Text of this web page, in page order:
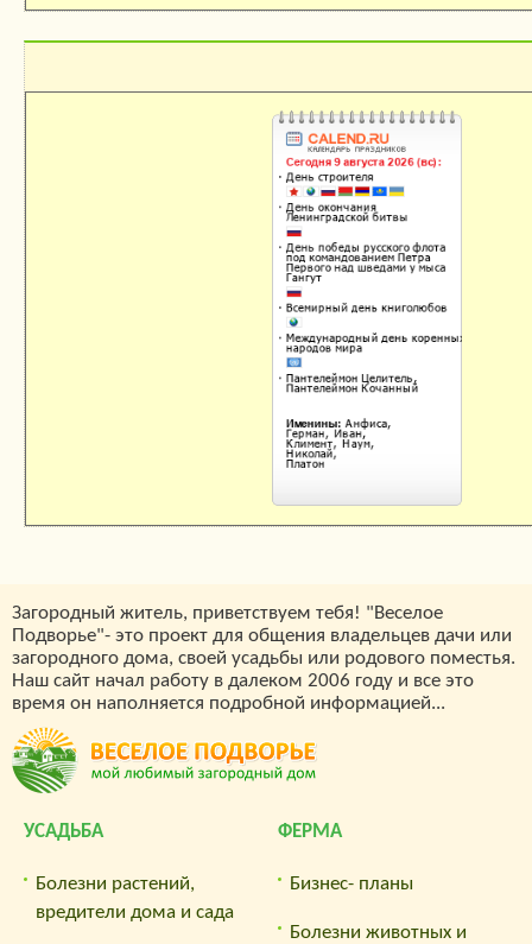
Календарь праздников
Загородный житель, приветствуем тебя! "Веселое
Подворье"- это проект для общения владельцев дачи или
загородного дома, своей усадьбы или родового поместья.
Наш сайт начал работу в далеком 2006 году и все это
время он наполняется подробной информацией...
УСАДЬБА
Болезни растений,
вредители дома и сада
ФЕРМА
Бизнес- планы
Болезни животных и